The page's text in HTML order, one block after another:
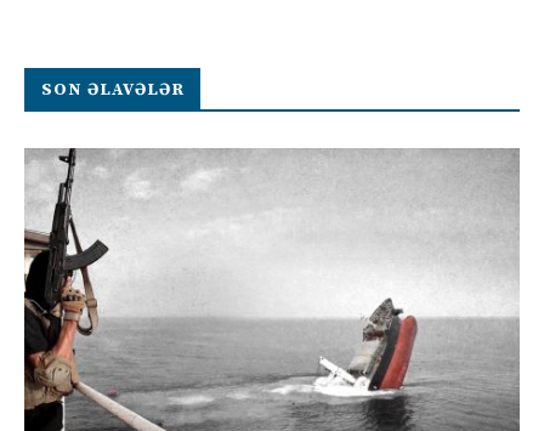
SON ƏLAVƏLƏR